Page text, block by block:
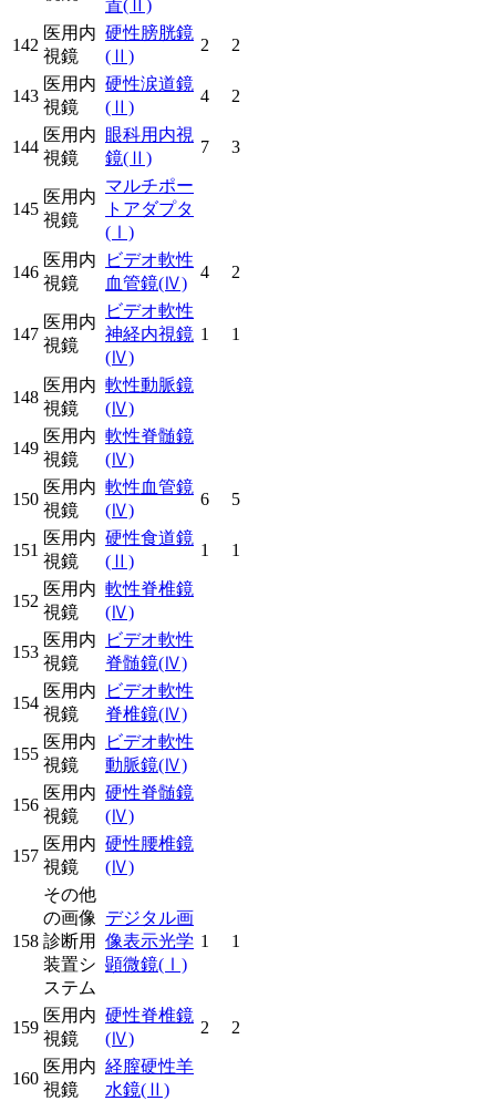
置(Ⅱ)
142
医用内
視鏡
硬性膀胱鏡
(Ⅱ)
2 2
143
医用内
視鏡
硬性涙道鏡
(Ⅱ)
4 2
144
医用内
視鏡
眼科用内視
鏡(Ⅱ)
7 3
145
医用内
視鏡
マルチポー
トアダプタ
(Ⅰ)
146
医用内
視鏡
ビデオ軟性
血管鏡(Ⅳ)
4 2
147
医用内
視鏡
ビデオ軟性
神経内視鏡
(Ⅳ)
1 1
148
医用内
視鏡
軟性動脈鏡
(Ⅳ)
149
医用内
視鏡
軟性脊髄鏡
(Ⅳ)
150
医用内
視鏡
軟性血管鏡
(Ⅳ)
6 5
151
医用内
視鏡
硬性食道鏡
(Ⅱ)
1 1
152
医用内
視鏡
軟性脊椎鏡
(Ⅳ)
153
医用内
視鏡
ビデオ軟性
脊髄鏡(Ⅳ)
154
医用内
視鏡
ビデオ軟性
脊椎鏡(Ⅳ)
155
医用内
視鏡
ビデオ軟性
動脈鏡(Ⅳ)
156
医用内
視鏡
硬性脊髄鏡
(Ⅳ)
157
医用内
視鏡
硬性腰椎鏡
(Ⅳ)
158
その他
の画像
診断用
装置シ
ステム
デジタル画
像表示光学
顕微鏡(Ⅰ)
1 1
159
医用内
視鏡
硬性脊椎鏡
(Ⅳ)
2 2
160
医用内
視鏡
経膣硬性羊
水鏡(Ⅱ)